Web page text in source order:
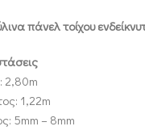
πάνελ τοίχου
2,80m
1,22m
5mm – 8mm